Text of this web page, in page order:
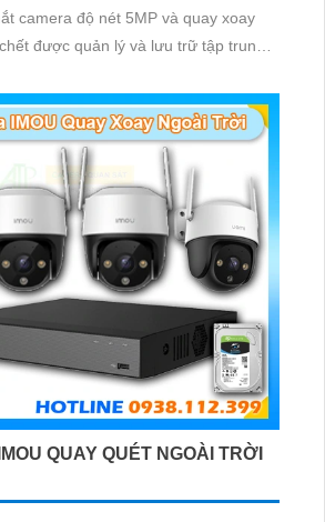
camera độ nét 5MP và quay xoay
được quản lý và lưu trữ tập trung
QUAY QUÉT NGOÀI TRỜI